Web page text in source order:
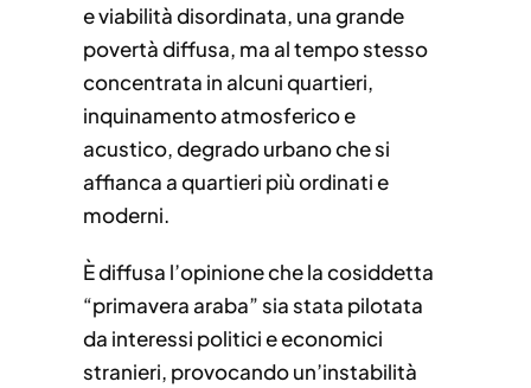
e viabilità disordinata, una grande
povertà diffusa, ma al tempo stesso
concentrata in alcuni quartieri,
inquinamento atmosferico e
acustico, degrado urbano che si
affianca a quartieri più ordinati e
moderni.
È diffusa l’opinione che la cosiddetta
“primavera araba” sia stata pilotata
da interessi politici e economici
stranieri, provocando un’instabilità